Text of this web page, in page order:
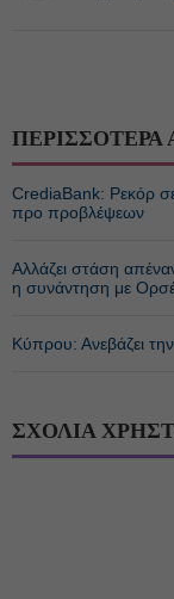
ΠΕΡΙΣΣΟΤΕΡΑ
CrediaBank: Ρεκόρ
προ προβλέψεων
Αλλάζει στάση
η συνάντηση με
Κύπρου: Ανεβάζει
ΣΧΟΛΙΑ